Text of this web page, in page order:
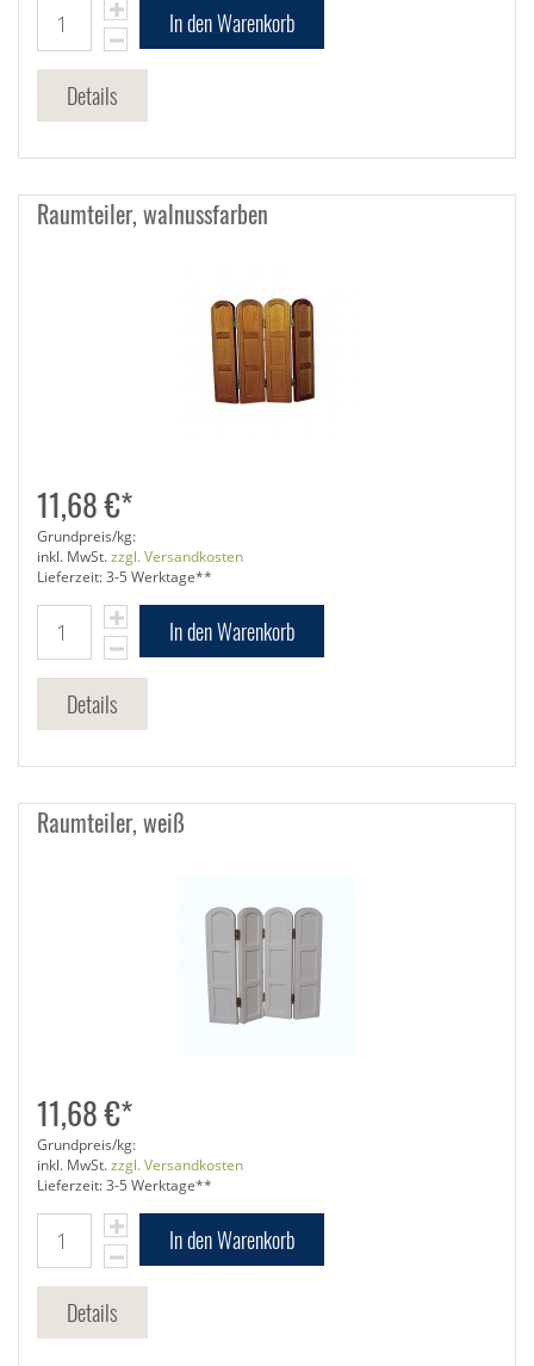
In den Warenkorb
Details
Raumteiler, walnussfarben
11,68 €*
Grundpreis/kg:
inkl. MwSt.zzgl. Versandkosten
Lieferzeit: 3-5 Werktage**
In den Warenkorb
Details
Raumteiler, weiß
11,68 €*
Grundpreis/kg:
inkl. MwSt.zzgl. Versandkosten
Lieferzeit: 3-5 Werktage**
In den Warenkorb
Details